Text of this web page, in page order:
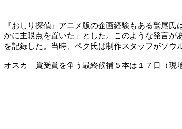
『おしり探偵』アニメ版の企画経験もある鷲尾
かに主眼点を置いた」とした。このような発言が
を記録した。当時、ペク氏は制作スタッフがソウ
オスカー賞受賞を争う最終候補５本は１７日（現